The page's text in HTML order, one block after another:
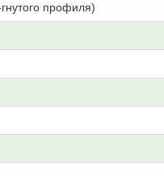
профиля)